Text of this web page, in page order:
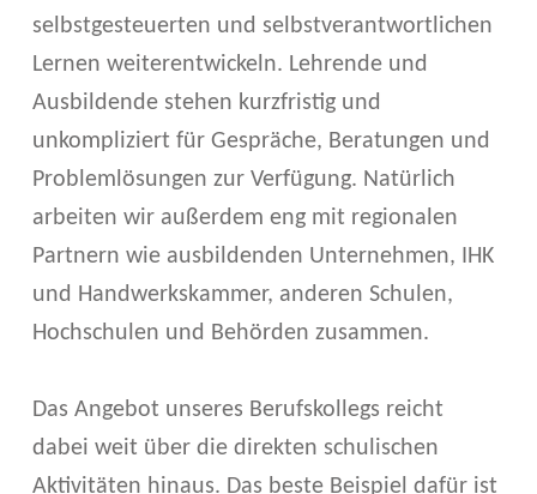
selbstgesteuerten und selbstverantwortlichen
Lernen weiterentwickeln. Lehrende und
Ausbildende stehen kurzfristig und
unkompliziert für Gespräche, Beratungen und
Problemlösungen zur Verfügung. Natürlich
arbeiten wir außerdem eng mit regionalen
Partnern wie ausbildenden Unternehmen, IHK
und Handwerkskammer, anderen Schulen,
Hochschulen und Behörden zusammen.
Das Angebot unseres Berufskollegs reicht
dabei weit über die direkten schulischen
Aktivitäten hinaus. Das beste Beispiel dafür ist